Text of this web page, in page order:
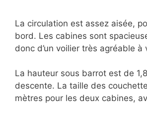
La circulation est assez aisée,
bord. Les cabines sont
donc d’un voilier très agréable à
La hauteur sous barrot est de
descente. La taille des
mètres pour les deux cabines,